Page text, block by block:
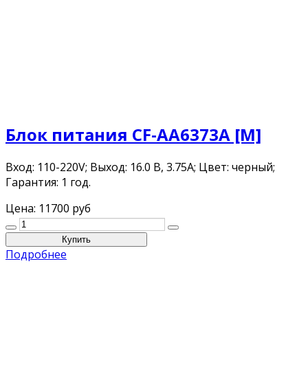
Блок питания CF-AA6373A [M]
Вход: 110-220V; Выход: 16.0 В, 3.75A; Цвет: черный;
Гарантия: 1 год.
Цена: 11700 руб
Подробнее